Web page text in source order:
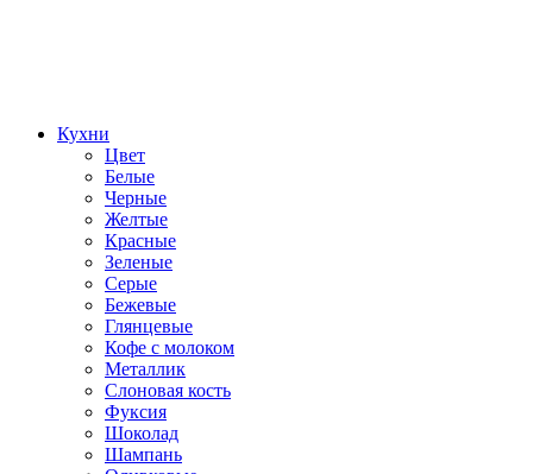
Кухни
Цвет
Белые
Черные
Желтые
Красные
Зеленые
Серые
Бежевые
Глянцевые
Кофе с молоком
Металлик
Слоновая кость
Фуксия
Шоколад
Шампань